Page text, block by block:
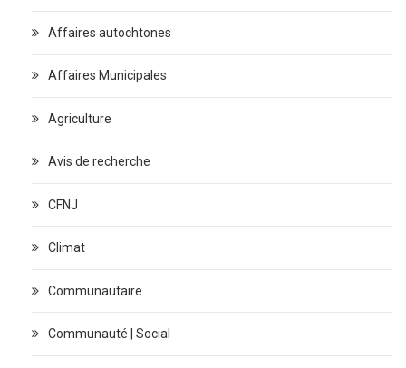
Affaires autochtones
Affaires Municipales
Agriculture
Avis de recherche
CFNJ
Climat
Communautaire
Communauté | Social